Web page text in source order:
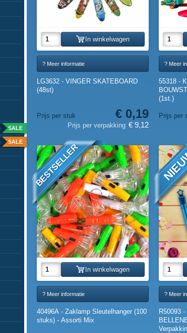
SALE
SALE
In winkelwagen
? Meer informatie
LG3632 - VINGER SKATEBOARD
(48st)
Prijs per stuk € 0,19
Prijs per verpakking € 9,12
? Meer
55318 -
(1st.)
Prijs per
BESTSELLER
In winkelwagen
? Meer informatie
40496A - Zaklamp Sleutelhanger (100
stuks) - Assorti Mix
? Meer
R50093